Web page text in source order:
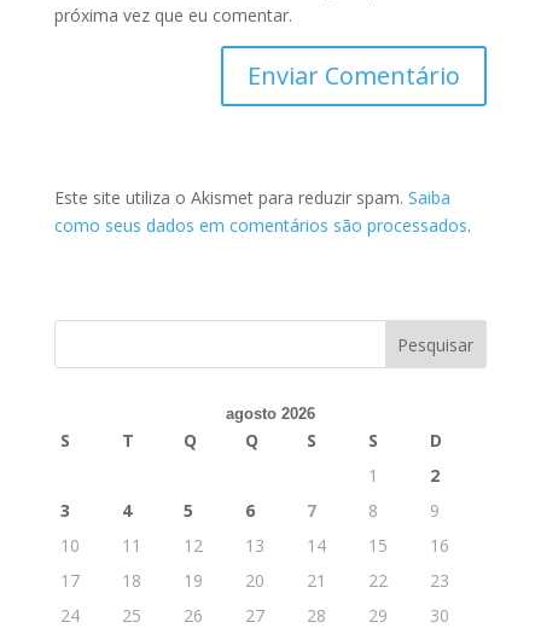
próxima vez que eu comentar.
Este site utiliza o Akismet para reduzir spam. Saiba
como seus dados em comentários são processados.
agosto 2026
S T Q Q S S
D
1
2
3
4 5 6 7 8
9
10
11 12 13 14 15
16
17
18 19 20 21 22
23
24
25 26 27 28 29
30